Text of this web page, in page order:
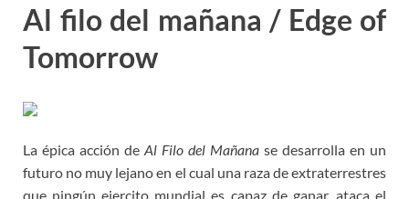
Al filo del mañana / Edge of
Tomorrow
La épica acción de Al Filo del Mañana se desarrolla en un
futuro no muy lejano en el cual una raza de extraterrestres
que ningún ejercito mundial es capaz de ganar, ataca el